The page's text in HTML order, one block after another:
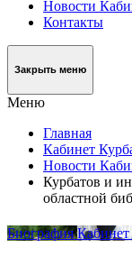
Новости
Контакты
Закрыть меню
Меню
Главная
Кабинет
Новости
Курбатов и
областной
БиографияКабинет